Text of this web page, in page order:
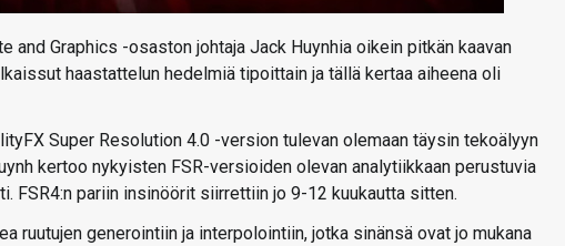
and Graphics -osaston johtaja Jack Huynhia oikein pitkän kaavan
haastattelun hedelmiä tipoittain ja tällä kertaa aiheena oli
Super Resolution 4.0 -version tulevan olemaan täysin tekoälyyn
kertoo nykyisten FSR-versioiden olevan analytiikkaan perustuvia
FSR4:n pariin insinöörit siirrettiin jo 9-12 kuukautta sitten.
ruutujen generointiin ja interpolointiin, jotka sinänsä ovat jo mukana